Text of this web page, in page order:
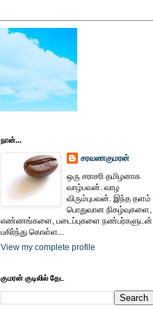
நான்...
சரவணகுமரன்
ஒரு சராசரி தமிழனாக
வாழ்பவன். வாழ
விரும்புபவன். இந்த தளம்
பொதுவான நிகழ்வுகளை,
எண்ணங்களை, படைப்புகளை நண்பர்களுடன்
பகிர்ந்து கொள்ள...
View my complete profile
குமரன் குடிலில் தேட